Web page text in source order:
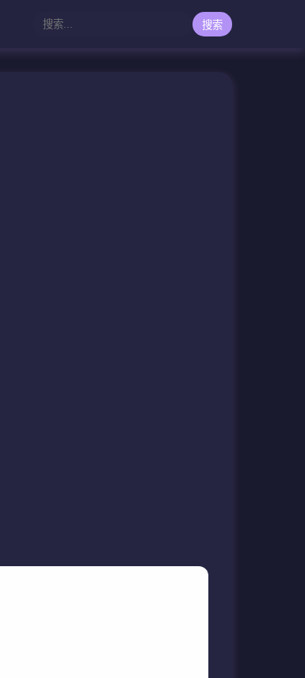
搜索